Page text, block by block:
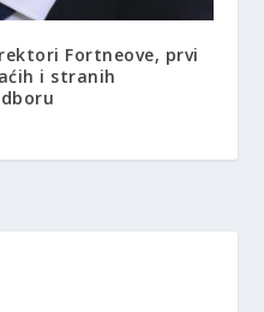
Fortneove, prvi
i stranih